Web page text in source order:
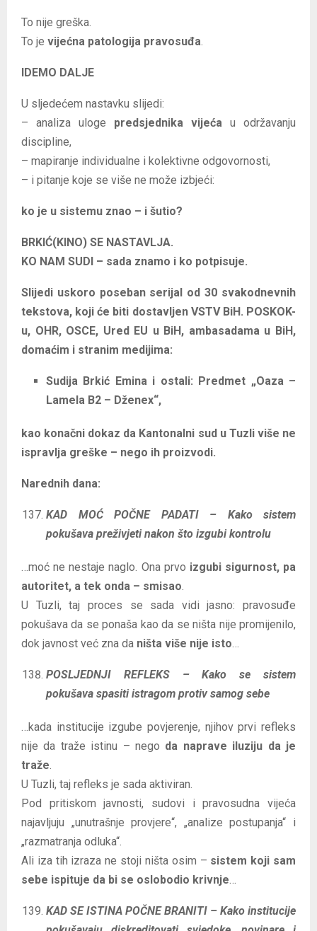
To nije greška.
To je vijećna patologija pravosuđa
IDEMO DALJE
U sljedećem nastavku slijedi:
– analiza uloge predsjednika vijeća u održavanju
discipline,
– mapiranje individualne i kolektivne odgovornosti,
– i pitanje koje se više ne može izbjeći:
ko je u sistemu znao – i šutio?
BRKIĆ(KINO) SE NASTAVLJA.
KO NAM SUDI – sada znamo i ko potpisuje.
Slijedi uskoro poseban serijal od 30 svakodnevnih
tekstova, koji će biti dostavljen VSTV BiH. POSKOK-
u, OHR, OSCE, Ured EU u BiH, ambasadama u BiH,
domaćim i stranim medijima:
Sudija Brkić Emina i ostali: Predmet „Oaza –
Lamela B2 – Dženex“,
kao konačni dokaz da Kantonalni sud u Tuzli više ne
ispravlja greške – nego ih proizvodi.
Narednih dana:
KAD MOĆ POČNE PADATI – Kako sistem
pokušava preživjeti nakon što izgubi kontrolu
…moć ne nestaje naglo. Ona prvo izgubi sigurnost, pa
autoritet, a tek onda – smisao
U Tuzli, taj proces se sada vidi jasno: pravosuđe
pokušava da se ponaša kao da se ništa nije promijenilo,
dok javnost već zna da ništa više nije isto
POSLJEDNJI REFLEKS – Kako se sistem
pokušava spasiti istragom protiv samog sebe
…kada institucije izgube povjerenje, njihov prvi refleks
nije da traže istinu – nego da naprave iluziju da je
traže
U Tuzli, taj refleks je sada aktiviran.
Pod pritiskom javnosti, sudovi i pravosudna vijeća
najavljuju „unutrašnje provjere“, „analize postupanja“ i
„razmatranja odluka“.
Ali iza tih izraza ne stoji ništa osim – sistem koji sam
sebe ispituje da bi se oslobodio krivnje
KAD SE ISTINA POČNE BRANITI – Kako institucije